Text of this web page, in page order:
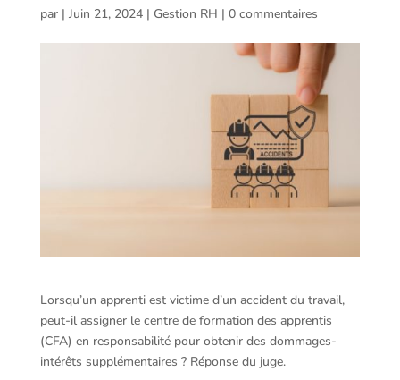
par | Juin 21, 2024| Gestion RH | 0 commentaires
Lorsqu’un apprenti est victime d’un accident du travail,
peut-il assigner le centre de formation des apprentis
(CFA) en responsabilité pour obtenir des dommages-
intérêts supplémentaires ? Réponse du juge.